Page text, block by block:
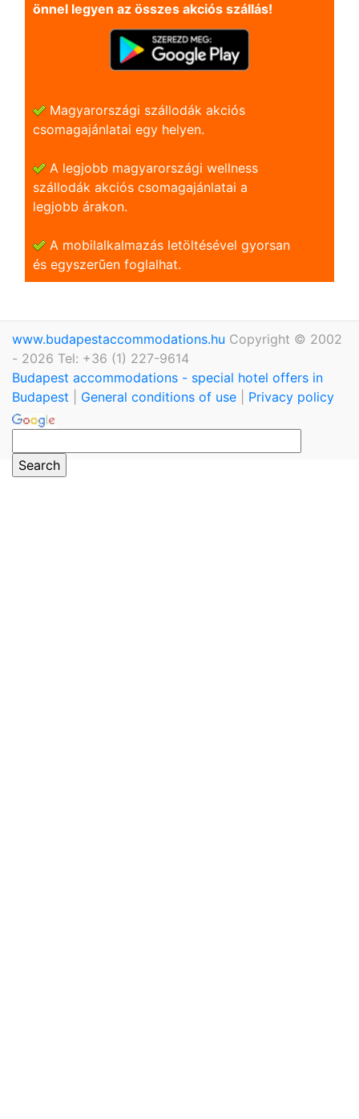
önnel legyen az összes akciós szállás!
Magyarországi szállodák akciós
csomagajánlatai egy helyen.
A legjobb magyarországi wellness
szállodák akciós csomagajánlatai a
legjobb árakon.
A mobilalkalmazás letöltésével gyorsan
és egyszerũen foglalhat.
www.budapestaccommodations.hu Copyright © 2002
- 2026 Tel: +36 (1) 227-9614
Budapest accommodations - special hotel offers in
Budapest
General conditions of use Privacy policy